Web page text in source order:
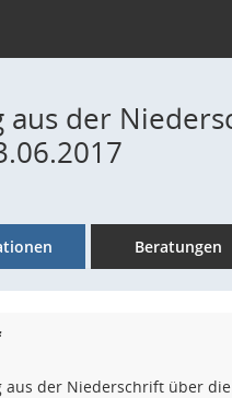
aus der
Beratungen
aus der Niederschrift über